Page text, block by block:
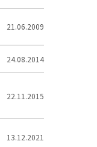
21.06.2009
24.08.2014
22.11.2015
13.12.2021